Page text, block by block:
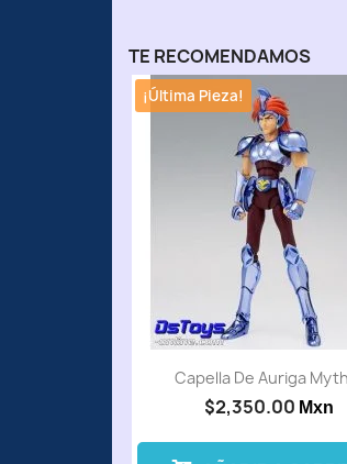
TE RECOMENDAMOS
Capella De Auriga
$2,350.00 Mxn
¡Última Pieza!